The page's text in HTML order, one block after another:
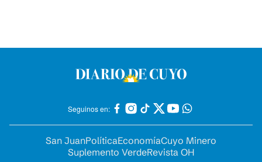
Seguinos en:
San JuanPolíticaEconomíaCuyo Minero
Suplemento VerdeRevista OH